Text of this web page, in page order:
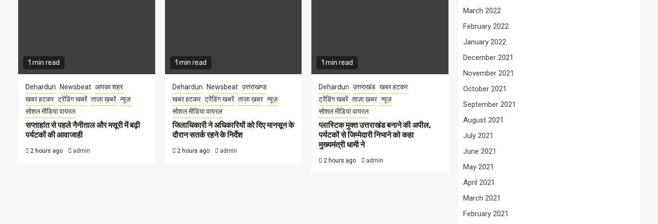
1 min read
Dehardun Newsbeat आपका शहर
खबर हटकर ट्रेंडिंग खबरें ताज़ा ख़बरें न्यूज़
सोशल मीडिया वायरल
सप्ताहांत से पहले नैनीताल और मसूरी में बढ़ी
पर्यटकों की आवाजाही
2 hours ago admin
1 min read
Dehardun Newsbeat उत्तराखण्ड
खबर हटकर ट्रेंडिंग खबरें ताज़ा ख़बर न्यूज़
सोशल मीडिया वायरल
जिलाधिकारी ने अधिकारियों को दिए मानसून के
दौरान सतर्क रहने के निर्देश
2 hours ago admin
1 min read
Dehardun उत्तराखंड खबर हटकर
ट्रेंडिंग खबरें ताज़ा ख़बर न्यूज़
सोशल मीडिया वायरल
प्लास्टिक मुक्त उत्तराखंड बनाने की अपील,
पर्यटकों से जिम्मेदारी निभाने को कहा
मुख्यमंत्री धामी ने
2 hours ago admin
March 2022
February 2022
January 2022
December 2021
November 2021
October 2021
September 2021
August 2021
July 2021
June 2021
May 2021
April 2021
March 2021
February 2021